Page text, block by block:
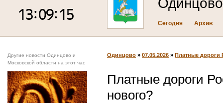
Одинцово
Сегодня Архив
Другие новости Одинцово и
Московской области на этот час
Одинцово » 07.05.2026 » Платные дороги
Платные дороги
нового?